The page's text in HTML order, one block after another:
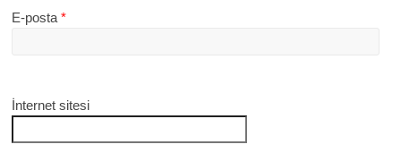
E-posta*
İnternet sitesi